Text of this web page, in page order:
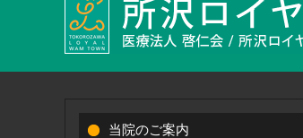
当院のご案内